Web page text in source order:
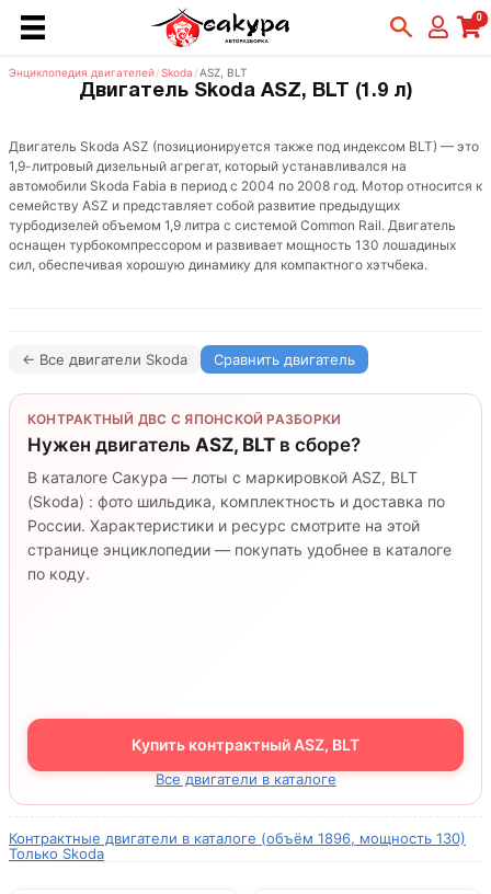
0
Энциклопедия двигателей/Skoda /ASZ, BLT
Двигатель Skoda ASZ, BLT (1.9 л)
Двигатель Skoda ASZ (позиционируется также под индексом BLT) — это
1,9-литровый дизельный агрегат, который устанавливался на
автомобили Skoda Fabia в период с 2004 по 2008 год. Мотор относится к
семейству ASZ и представляет собой развитие предыдущих
турбодизелей объемом 1,9 литра с системой Common Rail. Двигатель
оснащен турбокомпрессором и развивает мощность 130 лошадиных
сил, обеспечивая хорошую динамику для компактного хэтчбека.
← Все двигатели Skoda Сравнить двигатель
КОНТРАКТНЫЙ ДВС С ЯПОНСКОЙ РАЗБОРКИ
Нужен двигатель ASZ, BLT в сборе?
В каталоге Сакура — лоты с маркировкой ASZ, BLT
(Skoda) : фото шильдика, комплектность и доставка по
России. Характеристики и ресурс смотрите на этой
странице энциклопедии — покупать удобнее в каталоге
по коду.
Купить контрактный ASZ, BLT
Все двигатели в каталоге
Контрактные двигатели в каталоге (объём 1896, мощность 130)
Только Skoda